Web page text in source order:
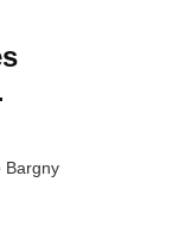
Bargny